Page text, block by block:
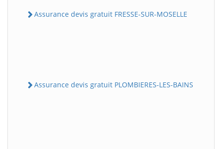
Assurance devis gratuit FRESSE-SUR-MOSELLE
Assurance devis gratuit PLOMBIERES-LES-BAINS